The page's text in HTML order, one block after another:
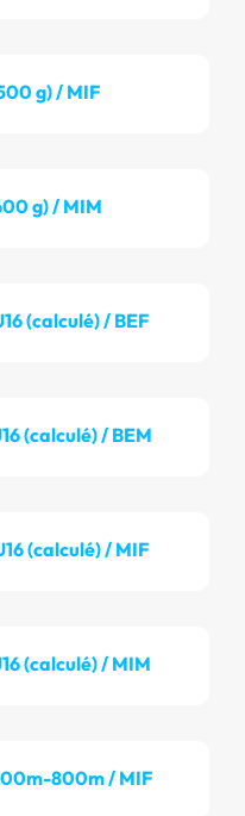
g) / MIF
g) / MIM
(calculé) / BEF
(calculé) / BEM
(calculé) / MIF
(calculé) / MIM
800m / MIF